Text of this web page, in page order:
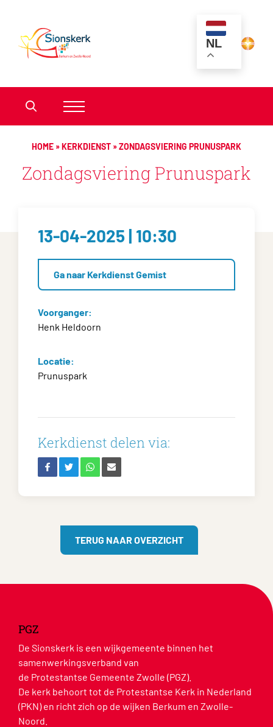
NL
HOME »KERKDIENST »ZONDAGSVIERING PRUNUSPARK
Zondagsviering Prunuspark
13-04-2025 | 10:30
Ga naar Kerkdienst Gemist
Voorganger:
Henk Heldoorn
Locatie:
Prunuspark
Kerkdienst delen via:
TERUG NAAR OVERZICHT
PGZ
De Sionskerk is een wijkgemeente binnen het
samenwerkingsverband van
de Protestantse Gemeente Zwolle (PGZ).
De kerk behoort tot de Protestantse Kerk in Nederland
(PKN) en richt zich op de wijken Berkum en Zwolle-
Noord.